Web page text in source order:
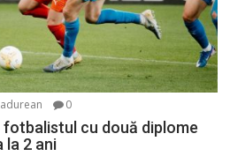
0
fotbalistul cu două diplome
la 2 ani